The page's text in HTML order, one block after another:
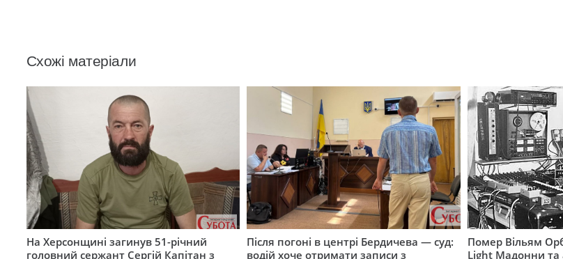
Схожі матеріали
На Херсонщині загинув 51-річний
головний сержант Сергій Капітан з
Після погоні в центрі Бердичева — суд:
водій хоче отримати записи з
Помер Вільям
Light Мадонни та